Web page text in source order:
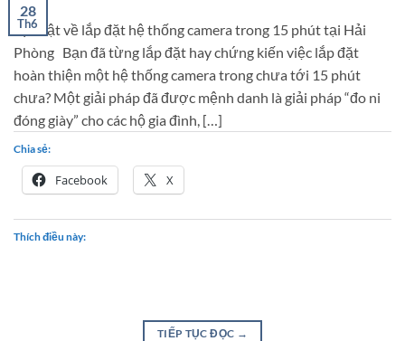
28
Th6
Sự thật về lắp đặt hệ thống camera trong 15 phút tại Hải
Phòng Bạn đã từng lắp đặt hay chứng kiến việc lắp đặt
hoàn thiện một hệ thống camera trong chưa tới 15 phút
chưa? Một giải pháp đã được mệnh danh là giải pháp “đo ni
đóng giày” cho các hộ gia đình, […]
Chia sẻ:
Facebook X
Thích điều này:
TIẾP TỤC ĐỌC →